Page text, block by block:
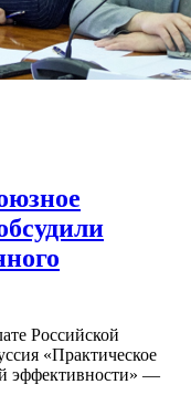
Российской
«Практическое
эффективности» —